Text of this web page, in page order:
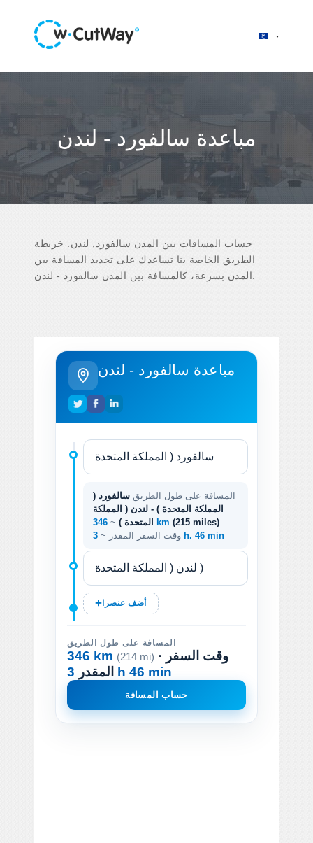
مباعدة سالفورد - لندن
حساب المسافات بين المدن سالفورد, لندن. خريطة
الطريق الخاصة بنا تساعدك على تحديد المسافة بين
مباعدة سالفورد - لندن
المسافة على طول الطريق سالفورد (
المملكة المتحدة ) - لندن ( المملكة
المتحدة ) ~ 346 km (215 miles)
وقت السفر المقدر ~ 3 h. 46 min
أضف عنصرا
المسافة على طول الطريق
346 km (214 mi) · وقت السفر
المقدر 3 h 46 min
حساب المسافة